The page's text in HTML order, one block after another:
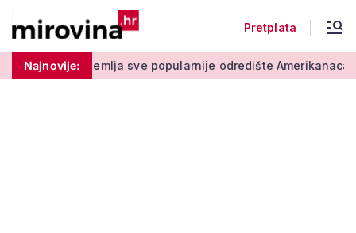
Pretplata
Najnovije:
sve popularnije odredište Amerikanaca u mirovini: Pruža